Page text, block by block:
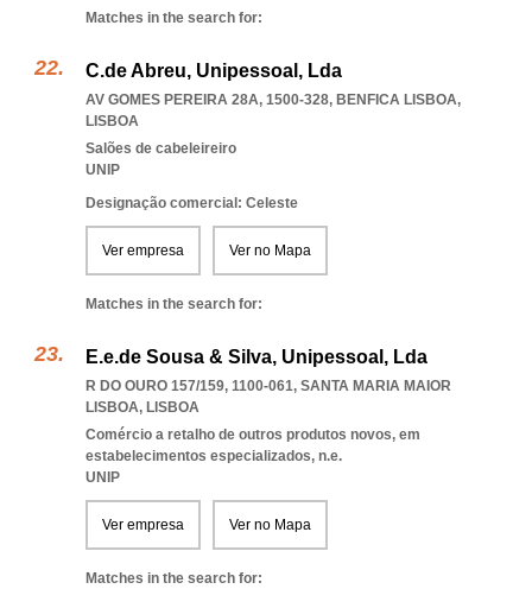
Matches in the search for:
C.de Abreu, Unipessoal, Lda
AV GOMES PEREIRA 28A, 1500-328, BENFICA LISBOA,
LISBOA
Salões de cabeleireiro
UNIP
Designação comercial: Celeste
Ver empresa Ver no Mapa
Matches in the search for:
E.e.de Sousa & Silva, Unipessoal, Lda
R DO OURO 157/159, 1100-061, SANTA MARIA MAIOR
LISBOA, LISBOA
Comércio a retalho de outros produtos novos, em
estabelecimentos especializados, n.e.
UNIP
Ver empresa Ver no Mapa
Matches in the search for: